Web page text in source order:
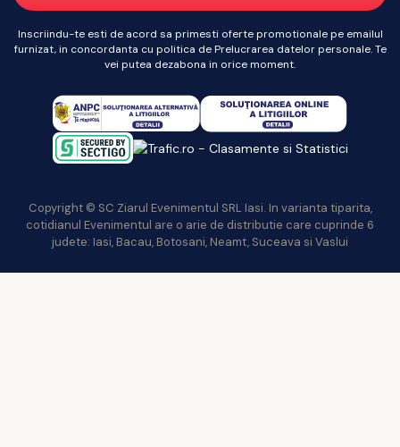
Inscriindu-te esti de acord sa primesti oferte promotionale pe emailul
furnizat, in concordanta cu politica de Prelucrarea datelor personale. Te
vei putea dezabona in orice moment.
Copyright © SC Ziarul Evenimentul SRL Iasi. In varianta tiparita,
cotidianul Evenimentul are o arie de distributie care cuprinde 6
judete: Iasi, Bacau, Botosani, Neamt, Suceava si Vaslui